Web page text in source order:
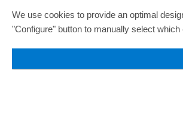
We use cookies to provide an optimal
"Configure" button to manually select